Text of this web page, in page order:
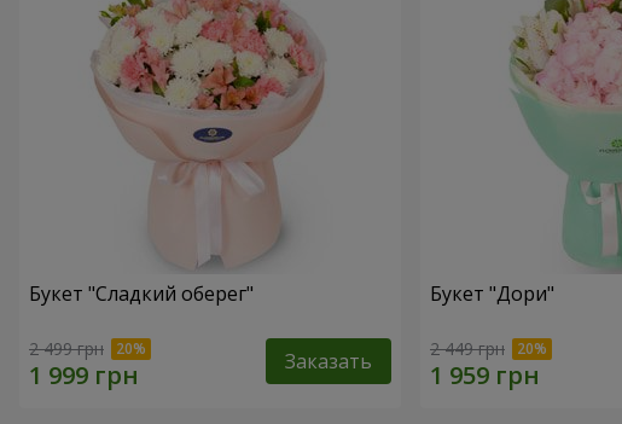
Букет "Сладкий оберег"
2 499 грн Заказать
Букет "Дори"
2 449 грн